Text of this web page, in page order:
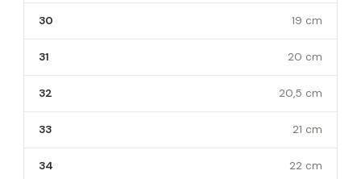
30 19 cm
31 20 cm
32 20,5 cm
33 21 cm
34 22 cm